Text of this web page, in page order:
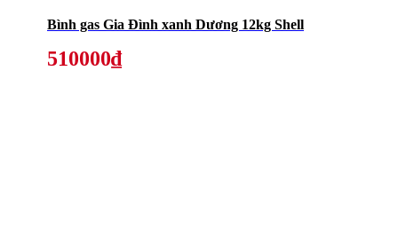
Bình gas Gia Đình xanh Dương 12kg Shell
510000₫